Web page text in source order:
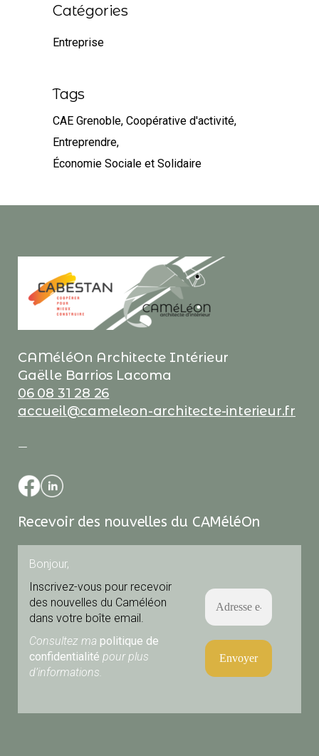
Catégories
Entreprise
Tags
CAE Grenoble Coopérative d'activité
Entreprendre
Économie Sociale et Solidaire
CAMéléOn Architecte Intérieur
Gaëlle Barrios Lacoma
06 08 31 28 26
accueil@cameleon-architecte-interieur.fr
—
Recevoir des nouvelles du CAMéléOn
Bonjour,
Inscrivez-vous pour recevoir
des nouvelles du Caméléon
dans votre boîte email.
Consultez ma politique de
confidentialité pour plus
d’informations.